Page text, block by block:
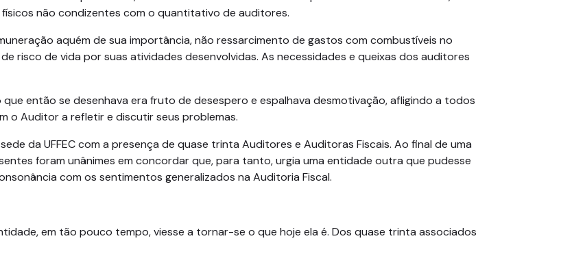
não condizentes com o quantitativo de auditores.
aquém de sua importância, não ressarcimento de gastos com combustíveis no
risco de vida por suas atividades desenvolvidas. As necessidades e queixas dos auditores
então se desenhava era fruto de desespero e espalhava desmotivação, afligindo a todos
o Auditor a refletir e discutir seus problemas.
da UFFEC com a presença de quase trinta Auditores e Auditoras Fiscais. Ao final de uma
foram unânimes em concordar que, para tanto, urgia uma entidade outra que pudesse
com os sentimentos generalizados na Auditoria Fiscal.
em tão pouco tempo, viesse a tornar-se o que hoje ela é. Dos quase trinta associados